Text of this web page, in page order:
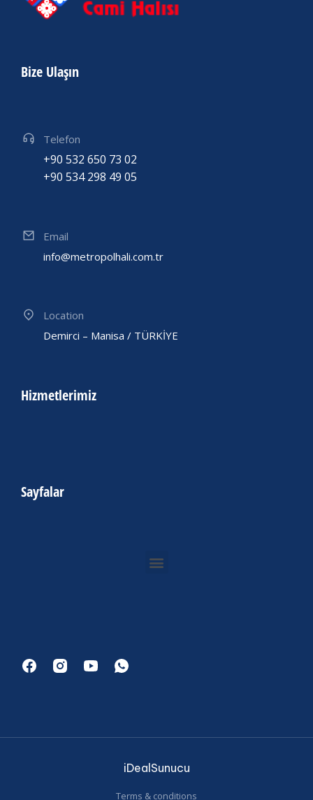
Bize Ulaşın
Telefon
+90 532 650 73 02
+90 534 298 49 05
Email
info@metropolhali.com.tr
Location
Demirci – Manisa / TÜRKİYE
Hizmetlerimiz
Sayfalar
iDealSunucu
Terms & conditions